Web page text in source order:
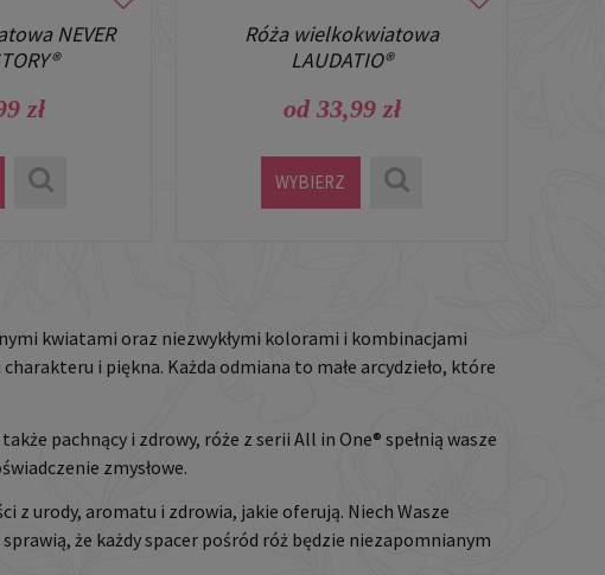
NEVER
zł
Róża wielkokwiatowa
LAUDATIO®
od 33,99 zł
WYBIERZ
kwiatami oraz niezwykłymi kolorami i kombinacjami
i piękna. Każda odmiana to małe arcydzieło, które
pachnący i zdrowy, róże z serii All in One® spełnią wasze
zmysłowe.
z urody, aromatu i zdrowia, jakie oferują. Niech Wasze
że każdy spacer pośród róż będzie niezapomnianym